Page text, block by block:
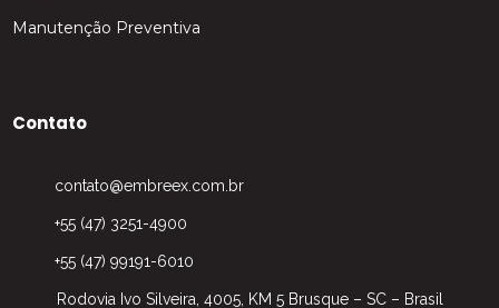
Manutenção Preventiva
Contato
contato@embreex.com.br
+55 (47) 3251-4900
+55 (47) 99191-6010
Rodovia Ivo Silveira, 4005, KM 5 Brusque – SC – Brasil